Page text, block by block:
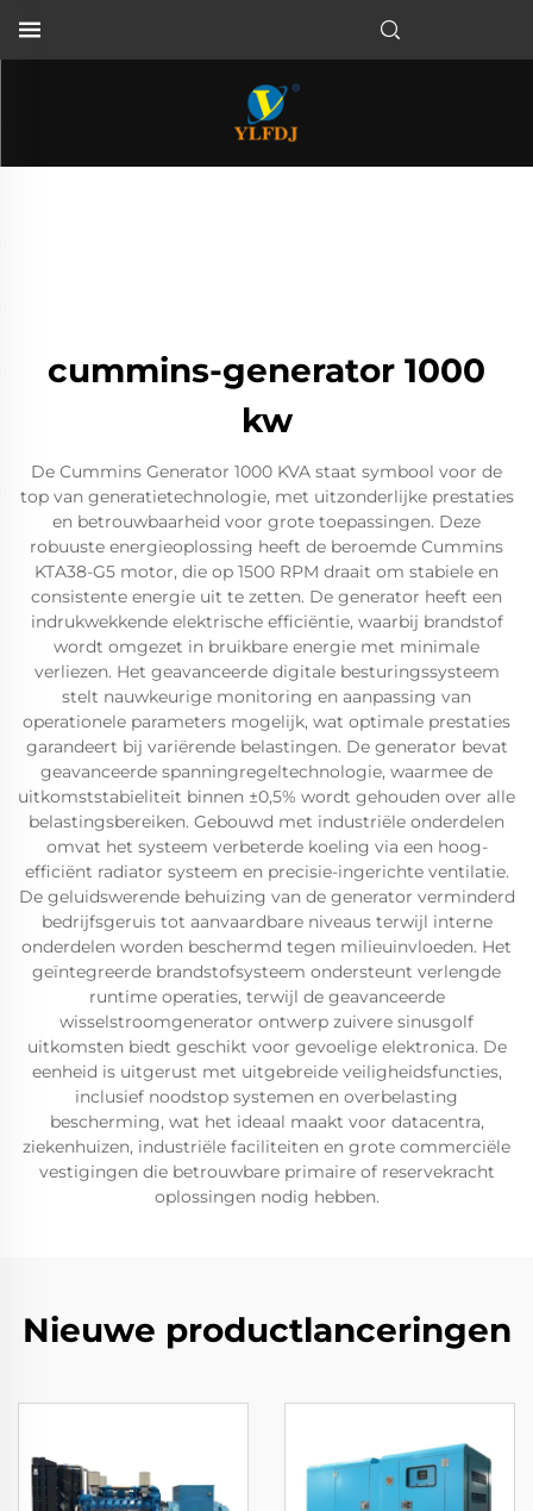
cummins-generator 1000
kw
De Cummins Generator 1000 KVA staat symbool voor de
top van generatietechnologie, met uitzonderlijke prestaties
en betrouwbaarheid voor grote toepassingen. Deze
robuuste energieoplossing heeft de beroemde Cummins
KTA38-G5 motor, die op 1500 RPM draait om stabiele en
consistente energie uit te zetten. De generator heeft een
indrukwekkende elektrische efficiëntie, waarbij brandstof
wordt omgezet in bruikbare energie met minimale
verliezen. Het geavanceerde digitale besturingssysteem
stelt nauwkeurige monitoring en aanpassing van
operationele parameters mogelijk, wat optimale prestaties
garandeert bij variërende belastingen. De generator bevat
geavanceerde spanningregeltechnologie, waarmee de
uitkomststabieliteit binnen ±0,5% wordt gehouden over alle
belastingsbereiken. Gebouwd met industriële onderdelen
omvat het systeem verbeterde koeling via een hoog-
efficiënt radiator systeem en precisie-ingerichte ventilatie.
De geluidswerende behuizing van de generator verminderd
bedrijfsgeruis tot aanvaardbare niveaus terwijl interne
onderdelen worden beschermd tegen milieuinvloeden. Het
geïntegreerde brandstofsysteem ondersteunt verlengde
runtime operaties, terwijl de geavanceerde
wisselstroomgenerator ontwerp zuivere sinusgolf
uitkomsten biedt geschikt voor gevoelige elektronica. De
eenheid is uitgerust met uitgebreide veiligheidsfuncties,
inclusief noodstop systemen en overbelasting
bescherming, wat het ideaal maakt voor datacentra,
ziekenhuizen, industriële faciliteiten en grote commerciële
vestigingen die betrouwbare primaire of reservekracht
oplossingen nodig hebben.
Nieuwe productlanceringen